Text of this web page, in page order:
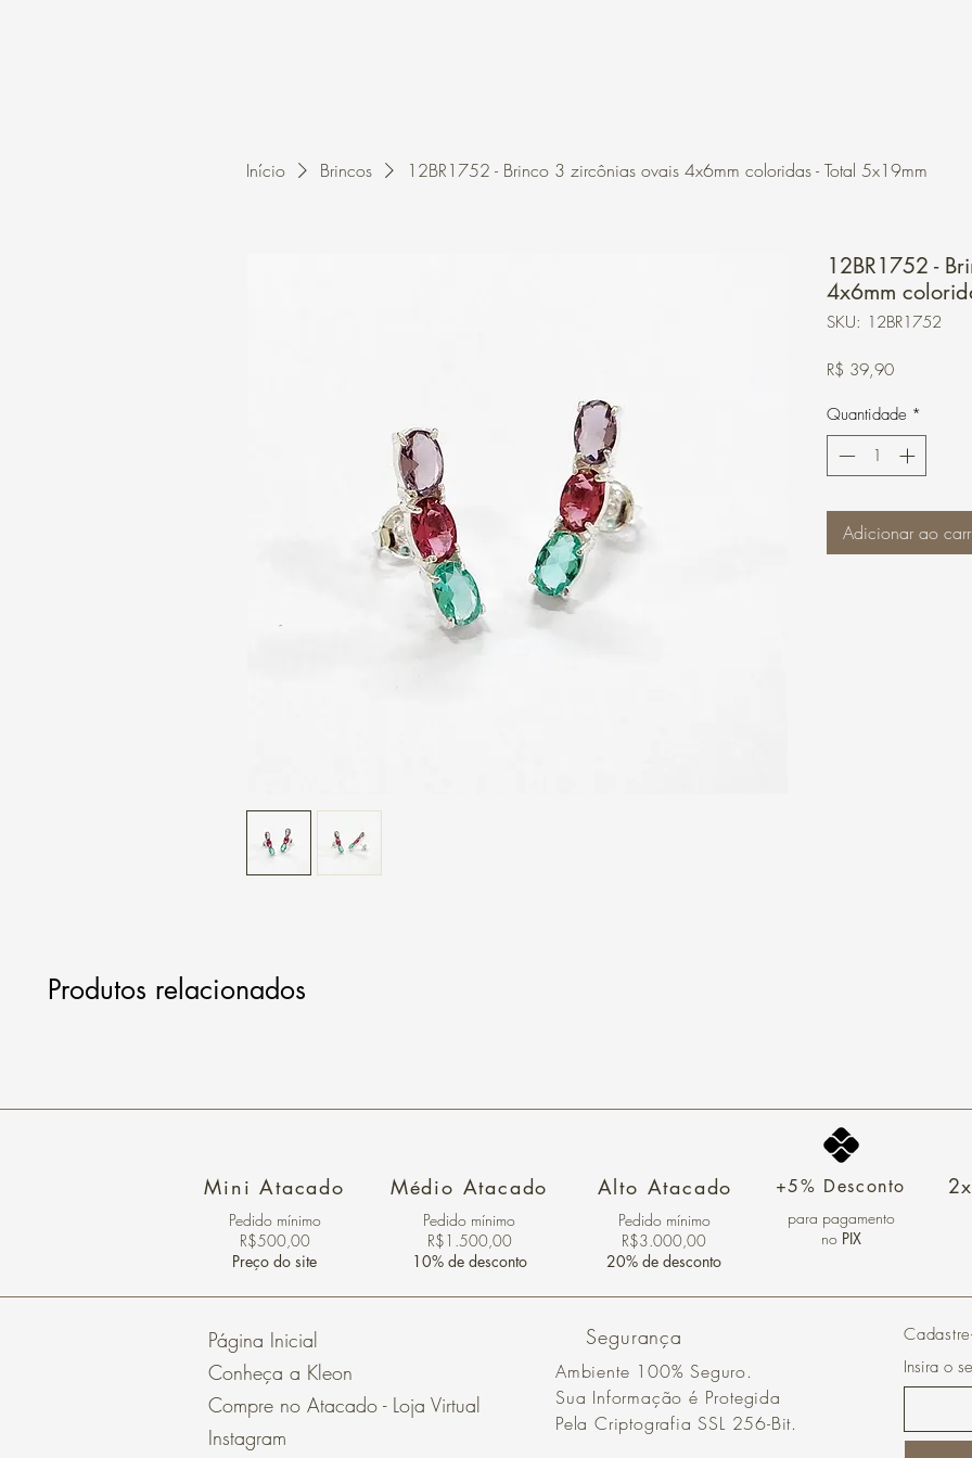
Início Brincos 12BR1752 - Brinco 3 zircônias ovais 4x6mm coloridas - Total 5x19mm
12BR1752 -
4x6mm
SKU: 12BR1752
R$ 39,90Preço
Quantidade *
Adicionar ao
Produtos relacionados
Mini Atacado
Pedido ​mínimo
R$500,00
Preço do site
Médio Atacado
Pedido mínimo
R$1.500,00
10% de desconto
Alto Atacado
Pedido mínimo
R$3.000,00
20% de desconto
+5% Desconto
para pagamento
no PIX
Página Inicial
Conheça a Kleon
Compre no Atacado - Loja Virtual
Instagram
Segurança
Ambiente 100% Seguro.
Sua Informação é Protegida
Pela Criptografia SSL 256-Bit.
Insira o